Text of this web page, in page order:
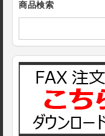
商品検索